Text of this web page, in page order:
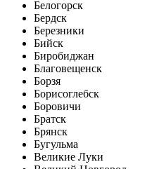
Белогорск
Бердск
Березники
Бийск
Биробиджан
Благовещенск
Борзя
Борисоглебск
Боровичи
Братск
Брянск
Бугульма
Великие Луки